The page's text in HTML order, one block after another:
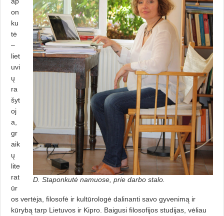
D. Staponkutė namuose, prie darbo stalo.
on
ku
tė
–
liet
uvi
ų
ra
šyt
oj
a,
gr
aik
ų
lite
rat
ūr
os vertėja, filoso­fė ir kultūrologė dalinanti savo gyve­nimą ir
kūrybą tarp Lietuvos ir Kip­ro. Baigusi filosofijos studijas, vėliau